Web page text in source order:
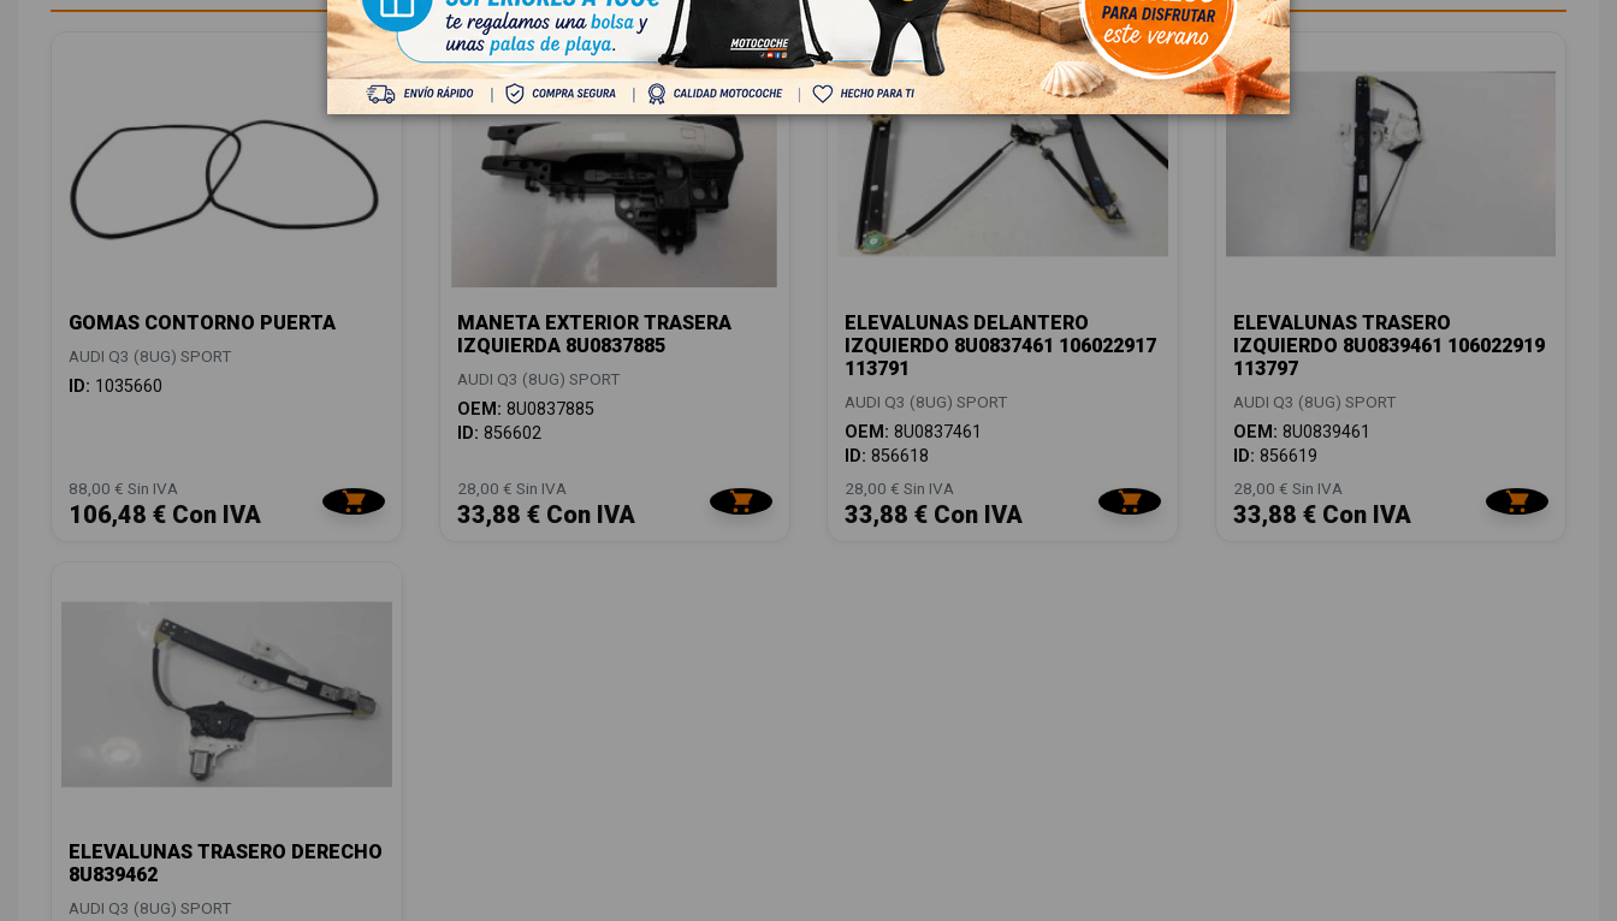
GOMAS CONTORNO PUERTA
AUDI Q3 (8UG) SPORT
ID: 1035660
88,00 € Sin IVA
106,48 € Con IVA
MANETA EXTERIOR TRASERA
IZQUIERDA 8U0837885
AUDI Q3 (8UG) SPORT
OEM: 8U0837885
ID: 856602
28,00 € Sin IVA
33,88 € Con IVA
ELEVALUNAS DELANTERO
IZQUIERDO 8U0837461 106022917
113791
AUDI Q3 (8UG) SPORT
OEM: 8U0837461
ID: 856618
28,00 € Sin IVA
33,88 € Con IVA
ELEVALUNAS TRASERO
IZQUIERDO 8U0839461 106022919
113797
AUDI Q3 (8UG) SPORT
OEM: 8U0839461
ID: 856619
28,00 € Sin IVA
33,88 € Con IVA
ELEVALUNAS TRASERO DERECHO
8U839462
AUDI Q3 (8UG) SPORT